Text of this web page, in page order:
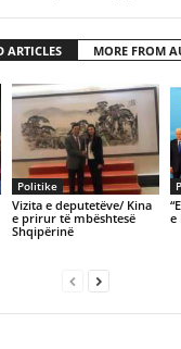
ARTICLES MORE FROM
Politike
Vizita e deputetëve/ Kina
e prirur të mbështesë
Shqipërinë
e